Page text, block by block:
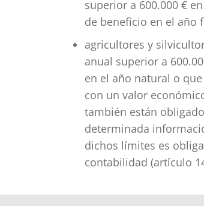
superior a 600.000 €
de beneficio en el año
agricultores y
anual superior a
en el año natural o
con un valor
también están
determinada
dichos límites es
contabilidad (artículo